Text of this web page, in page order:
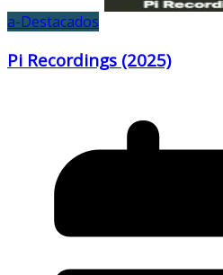
a-Destacados
Pi Recordings (2025)